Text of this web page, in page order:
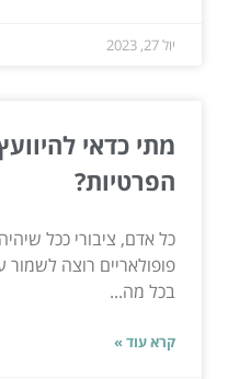
יול 27, 2023
מתי כדאי
הפרטיות?
כל אדם, ציבורי ככל
פופולאריים רוצה לשמור
בכל מה...
קרא עוד »